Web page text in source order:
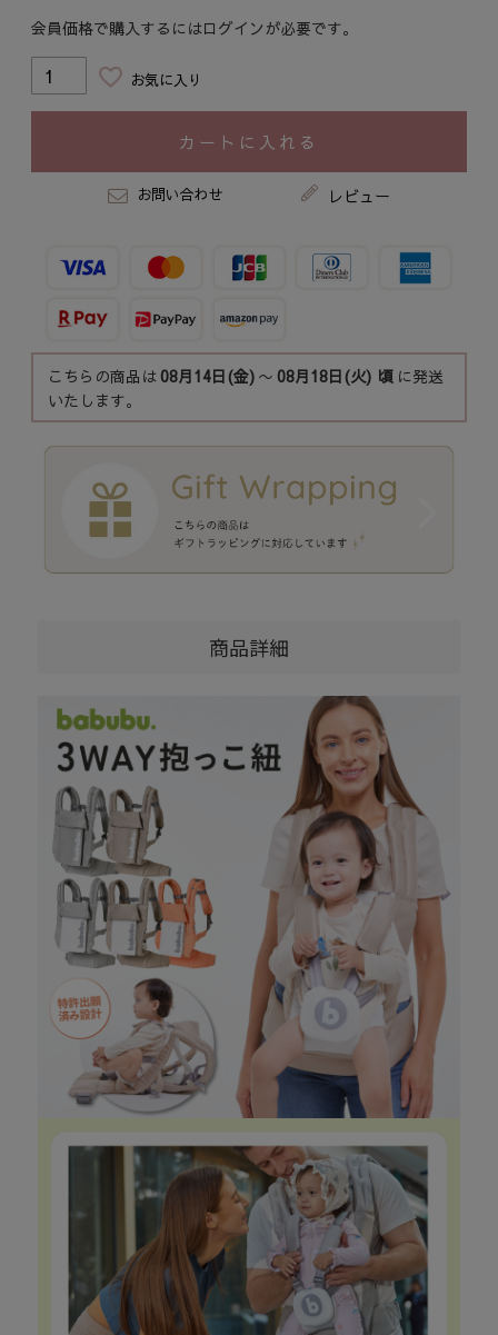
会員価格で購入するにはログインが必要です。
お気に入り
カートに入れる
お問い合わせ レビュー
こちらの商品は08月14日(金) 〜 08月18日(火) 頃 に発送
いたします。
商品詳細